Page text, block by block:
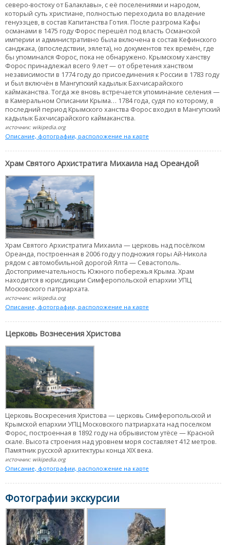
северо-востоку от Балаклавы», с её поселениями и народом,
который суть христиане, полностью переходила во владение
генуэзцев, в состав Капитанства Готия. После разгрома Кафы
османами в 1475 году Форос перешёл под власть Османской
империи и административно была включена в состав Кефинского
санджака, (впоследствии, эялета), но документов тех времён, где
бы упоминался Форос, пока не обнаружено. Крымскому ханству
Форос принадлежал всего 9 лет — от обретения ханством
независимости в 1774 году до присоединения к России в 1783 году
и был включён в Мангупский кадылык Бахчисарайского
каймаканства. Тогда же вновь встречается упоминание селения —
в Камеральном Описании Крыма… 1784 года, судя по которому, в
последний период Крымского ханства Форос входил в Мангупский
кадылык Бахчисарайского каймаканства.
источник: wikipedia.org
Описание, фотографии, расположение на карте
Храм Святого Архистратига Михаила над Ореандой
Храм Святого Архистратига Михаила — церковь над посёлком
Ореанда, построенная в 2006 году у подножия горы Ай-Никола
рядом с автомобильной дорогой Ялта — Севастополь.
Достопримечательность Южного побережья Крыма. Храм
находится в юрисдикции Симферопольской епархии УПЦ
Московского патриархата.
источник: wikipedia.org
Описание, фотографии, расположение на карте
Церковь Вознесения Христова
Церковь Воскресения Христова — церковь Симферопольской и
Крымской епархии УПЦ Московского патриархата над поселком
Форос, построенная в 1892 году на обрывистом утёсе — Красной
скале. Высота строения над уровнем моря составляет 412 метров.
Памятник русской архитектуры конца XIX века.
источник: wikipedia.org
Описание, фотографии, расположение на карте
Фотографии экскурсии